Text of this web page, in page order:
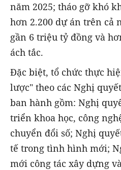
năm 2025; tháo gỡ khó
hơn 2.200 dự án trên cả
gần 6 triệu tỷ đồng và
ách tắc.
Đặc biệt, tổ chức thực
lược" theo các Nghị
ban hành gồm: Nghị
triển khoa học, công
chuyển đổi số; Nghị
tế trong tình hình mới;
mới công tác xây dựng